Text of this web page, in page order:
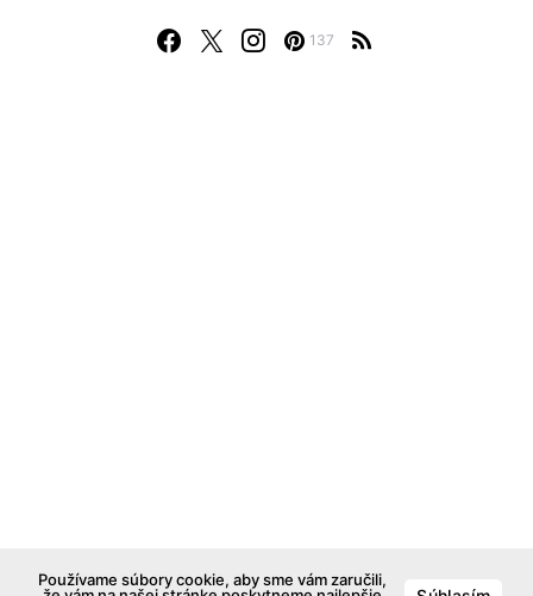
137
Používame súbory cookie, aby sme vám zaručili,